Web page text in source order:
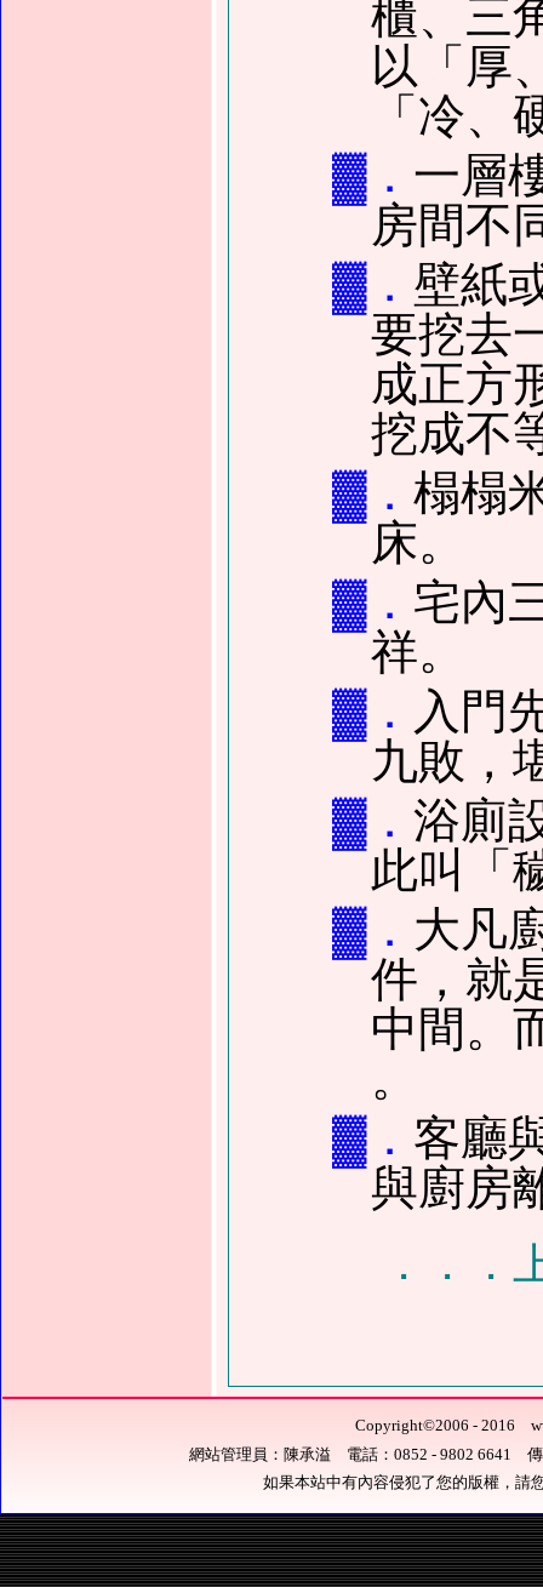
櫃、三
以「厚
「冷
▓． 一層
房間不
▓． 壁紙
要挖去
成正方
挖成不
▓． 榻榻
床。
▓． 宅內
祥。
▓． 入門
九敗，
▓． 浴廁
此叫「
▓． 大凡
件，就
中間。
。
▓． 客廳
與廚房
．．．
Copyright©2006 - 2016
網站管理員：陳承溢 電話：0852 - 9802 6641
如果本站中有內容侵犯了您的版權，請